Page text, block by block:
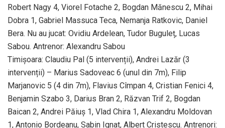
Robert Nagy 4, Viorel Fotache 2, Bogdan Mănescu 2, Mihai
Dobra 1, Gabriel Massuca Teca, Nemanja Ratkovic, Daniel
Bera. Nu au jucat: Ovidiu Ardelean, Tudor Buguleț, Lucas
Sabou. Antrenor: Alexandru Sabou
Timișoara: Claudiu Pal (5 intervenții), Andrei Lazăr (3
intervenții) – Marius Sadoveac 6 (unul din 7m), Filip
Marjanovic 5 (4 din 7m), Flavius Cîmpan 4, Cristian Fenici 4,
Benjamin Szabo 3, Darius Bran 2, Răzvan Trif 2, Bogdan
Baican 2, Andrei Păiuș 1, Vlad Chira 1, Alexandru Moldovan
1, Antonio Bordeanu, Sabin Ignat, Albert Cristescu. Antrenori: